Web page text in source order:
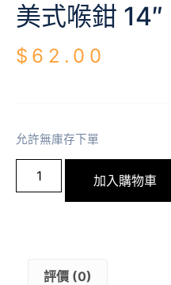
美式喉鉗 14″
$ 62.00
允許無庫存下單
加入購物車
評價 (0)